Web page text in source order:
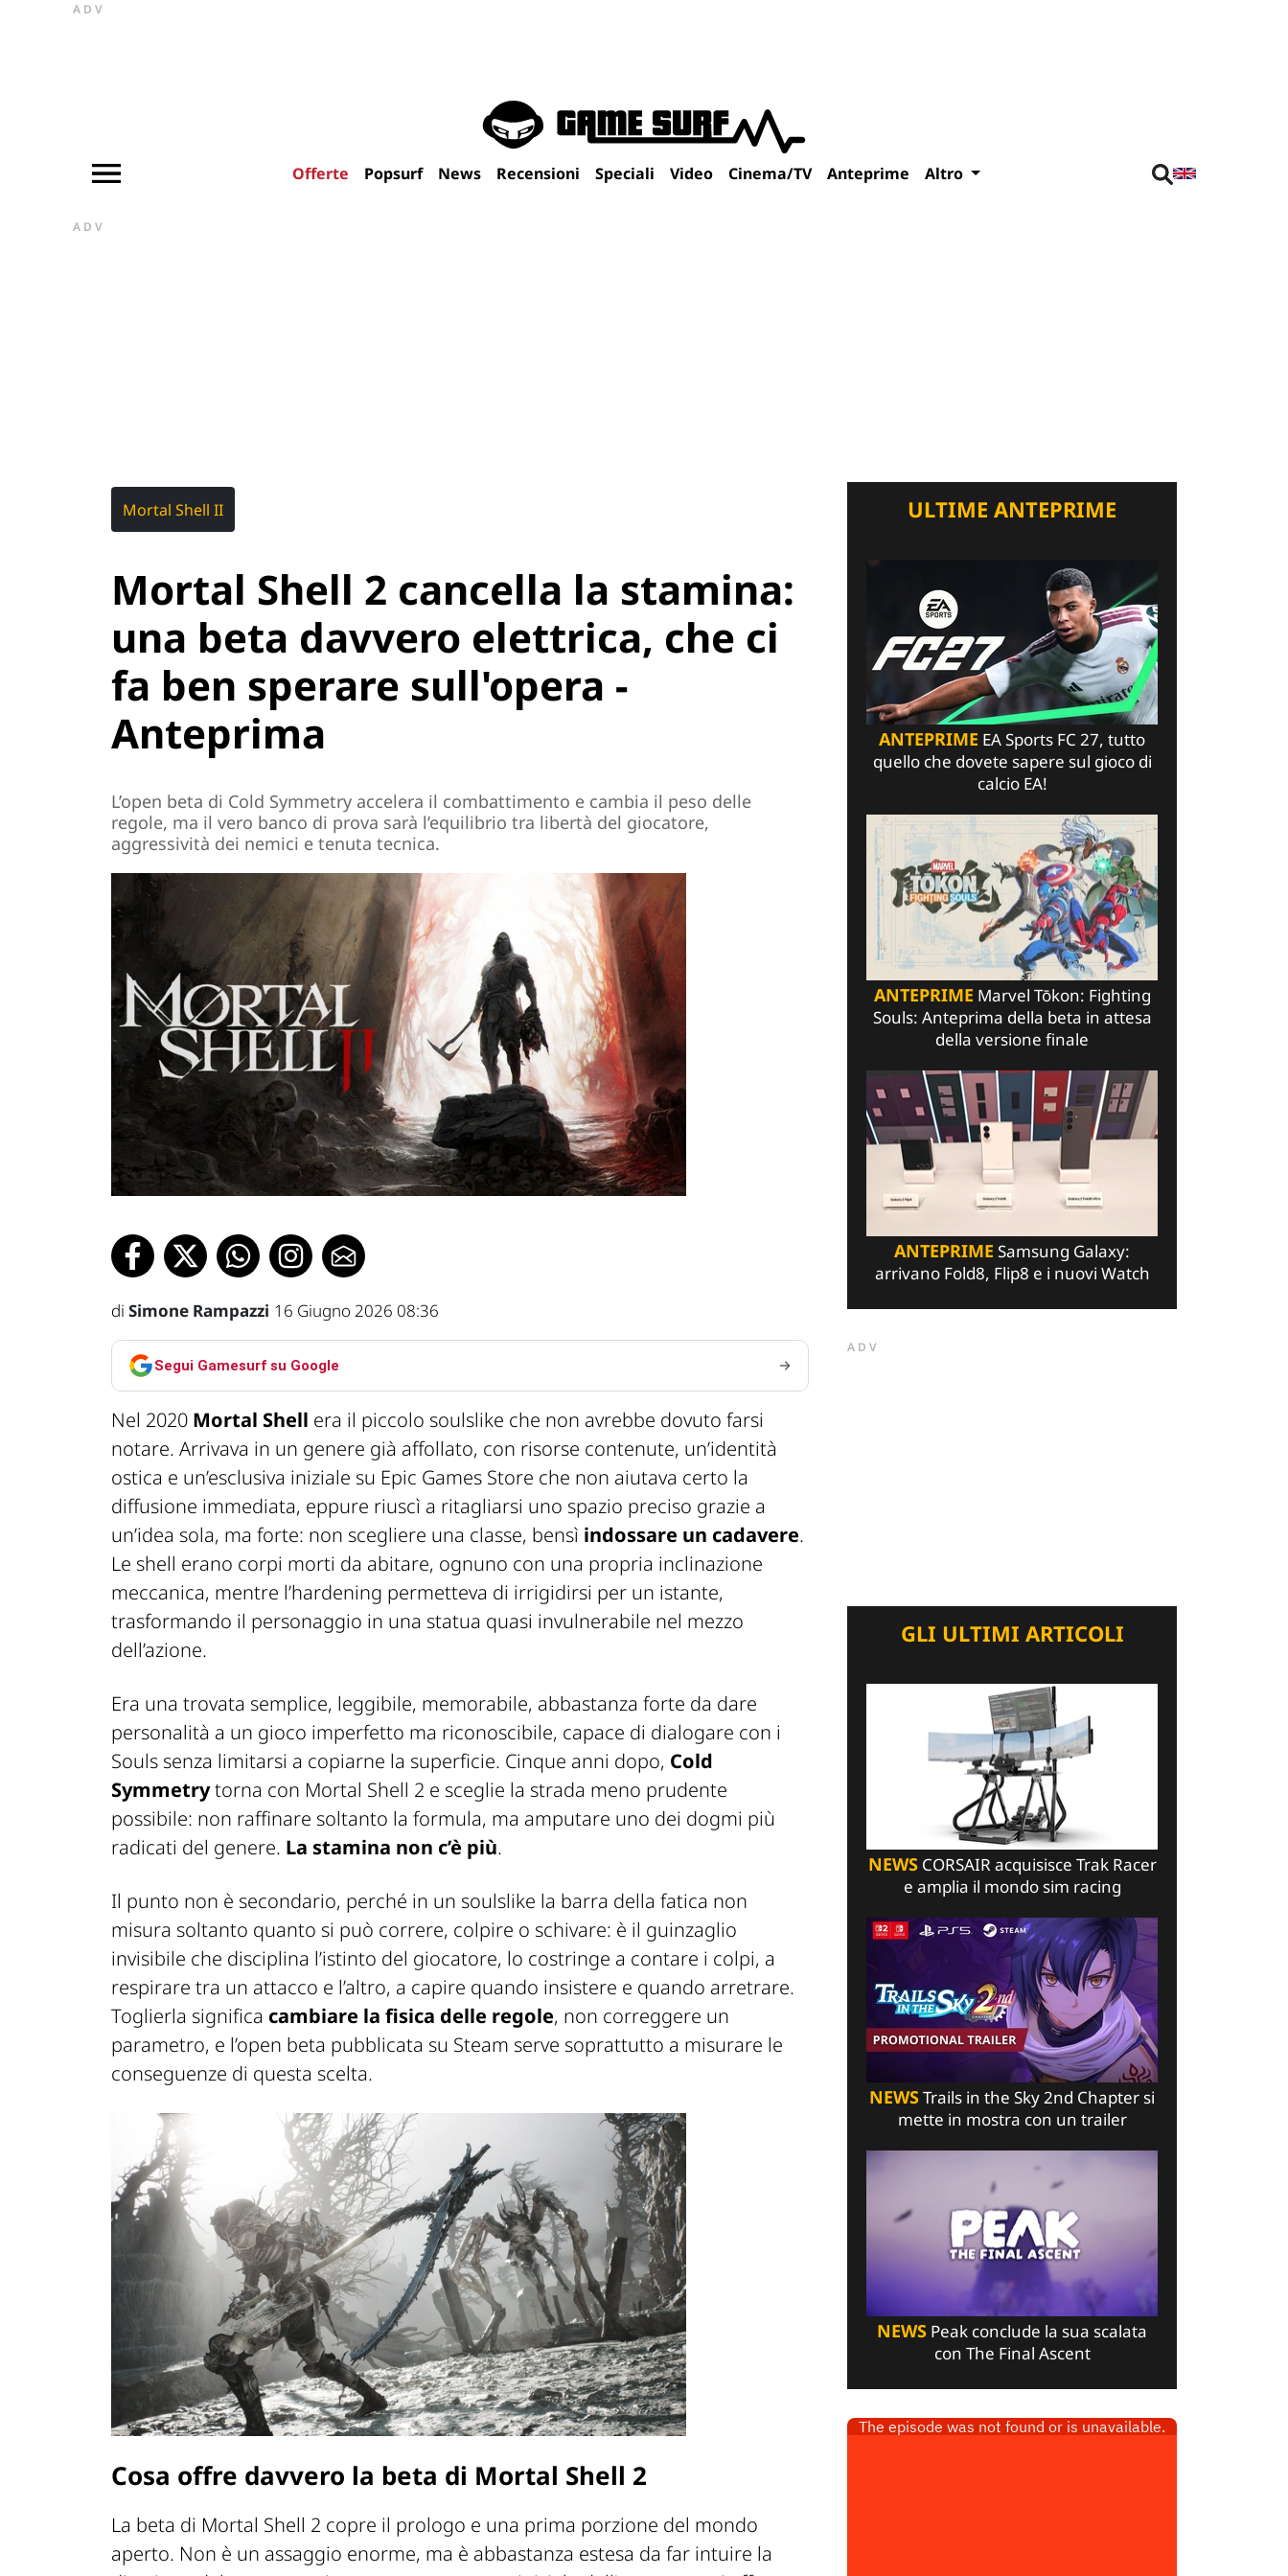
ADV
Offerte Popsurf News Recensioni Speciali Video Cinema/TV Anteprime Altro
ADV
Mortal Shell II
Mortal Shell 2 cancella la stamina:
una beta davvero elettrica, che ci
fa ben sperare sull'opera -
Anteprima
L’open beta di Cold Symmetry accelera il combattimento e cambia il peso delle
regole, ma il vero banco di prova sarà l’equilibrio tra libertà del giocatore,
aggressività dei nemici e tenuta tecnica.
di Simone Rampazzi 16 Giugno 2026 08:36
Segui Gamesurf su Google
Nel 2020 Mortal Shell era il piccolo soulslike che non avrebbe dovuto farsi
notare. Arrivava in un genere già affollato, con risorse contenute, un’identità
ostica e un’esclusiva iniziale su Epic Games Store che non aiutava certo la
diffusione immediata, eppure riuscì a ritagliarsi uno spazio preciso grazie a
un’idea sola, ma forte: non scegliere una classe, bensì indossare un cadavere.
Le shell erano corpi morti da abitare, ognuno con una propria inclinazione
meccanica, mentre l’hardening permetteva di irrigidirsi per un istante,
trasformando il personaggio in una statua quasi invulnerabile nel mezzo
dell’azione.
Era una trovata semplice, leggibile, memorabile, abbastanza forte da dare
personalità a un gioco imperfetto ma riconoscibile, capace di dialogare con i
Souls senza limitarsi a copiarne la superficie. Cinque anni dopo, Cold
Symmetrytorna con Mortal Shell 2 e sceglie la strada meno prudente
possibile: non raffinare soltanto la formula, ma amputare uno dei dogmi più
radicati del genere. La stamina non c’è più.
Il punto non è secondario, perché in un soulslike la barra della fatica non
misura soltanto quanto si può correre, colpire o schivare: è il guinzaglio
invisibile che disciplina l’istinto del giocatore, lo costringe a contare i colpi, a
respirare tra un attacco e l’altro, a capire quando insistere e quando arretrare.
Toglierla significa cambiare la fisica delle regole, non correggere un
parametro, e l’open beta pubblicata su Steam serve soprattutto a misurare le
conseguenze di questa scelta.
Cosa offre davvero la beta di Mortal Shell 2
La beta di Mortal Shell 2 copre il prologo e una prima porzione del mondo
aperto. Non è un assaggio enorme, ma è abbastanza estesa da far intuire la
ULTIME ANTEPRIME
ANTEPRIME EA Sports FC 27, tutto
quello che dovete sapere sul gioco di
calcio EA!
ANTEPRIME Marvel Tōkon: Fighting
Souls: Anteprima della beta in attesa
della versione finale
ANTEPRIME Samsung Galaxy:
arrivano Fold8, Flip8 e i nuovi Watch
ADV
GLI ULTIMI ARTICOLI
NEWSCORSAIR acquisisce Trak Racer
e amplia il mondo sim racing
NEWSTrails in the Sky 2nd Chapter si
mette in mostra con un trailer
NEWS Peak conclude la sua scalata
con The Final Ascent